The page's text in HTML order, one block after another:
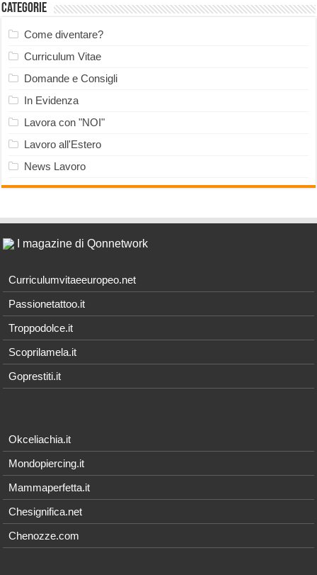
Categorie
Come diventare?
Curriculum Vitae
Domande e Consigli
In Evidenza
Lavora con "NOI"
Lavoro all'Estero
News Lavoro
I magazine di Qonnetwork
Curriculumvitaeeuropeo.net
Passionetattoo.it
Troppodolce.it
Scoprilamela.it
Goprestiti.it
Okceliachia.it
Mondopiercing.it
Mammaperfetta.it
Chesignifica.net
Chenozze.com